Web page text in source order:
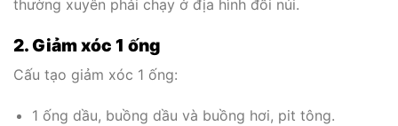
thường xuyên phải chạy ở địa hình đồi núi.
2. Giảm xóc 1 ống
Cấu tạo giảm xóc 1 ống:
1 ống dầu, buồng dầu và buồng hơi, pit tông.